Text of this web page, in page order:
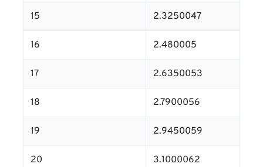
15 2.3250047
16 2.480005
17 2.6350053
18 2.7900056
19 2.9450059
20 3.1000062